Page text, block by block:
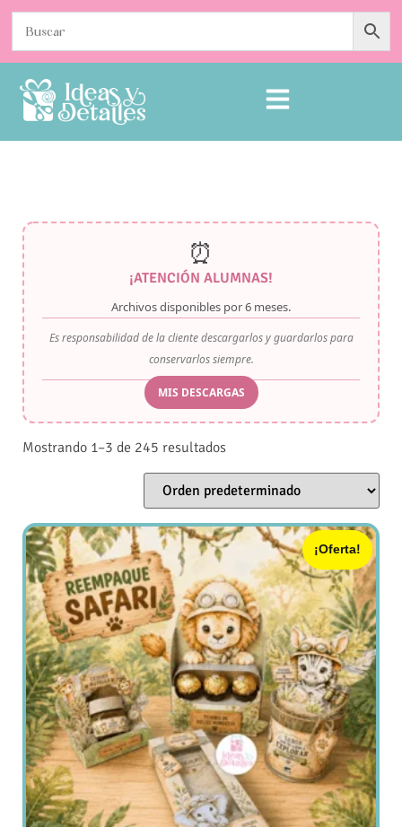
⏰
¡ATENCIÓN ALUMNAS!
Archivos disponibles por6 meses.
Es responsabilidad de la cliente descargarlos y guardarlos para
conservarlos siempre.
MIS DESCARGAS
Mostrando 1–3 de 245 resultados
¡Oferta!